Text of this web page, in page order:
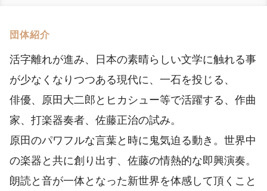
団体紹介
活字離れが進み、日本の素晴らしい文学に触れる事
が少なくなりつつある現代に、一石を投じる、
俳優、原田大二郎とヒカシュー等で活躍する、作曲
家、打楽器奏者、佐藤正治の試み。
原田のパワフルな言葉と時に鬼気迫る動き。世界中
の楽器と共に創り出す、佐藤の情熱的な即興演奏。
朗読と音が一体となった新世界を体感して頂くこと